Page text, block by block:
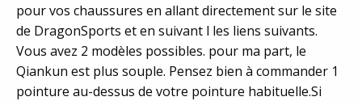
pour vos chaussures en allant directement sur le site
de DragonSports et en suivant l les liens suivants.
Vous avez 2 modèles possibles. pour ma part, le
Qiankun est plus souple. Pensez bien à commander 1
pointure au-dessus de votre pointure habituelle.Si